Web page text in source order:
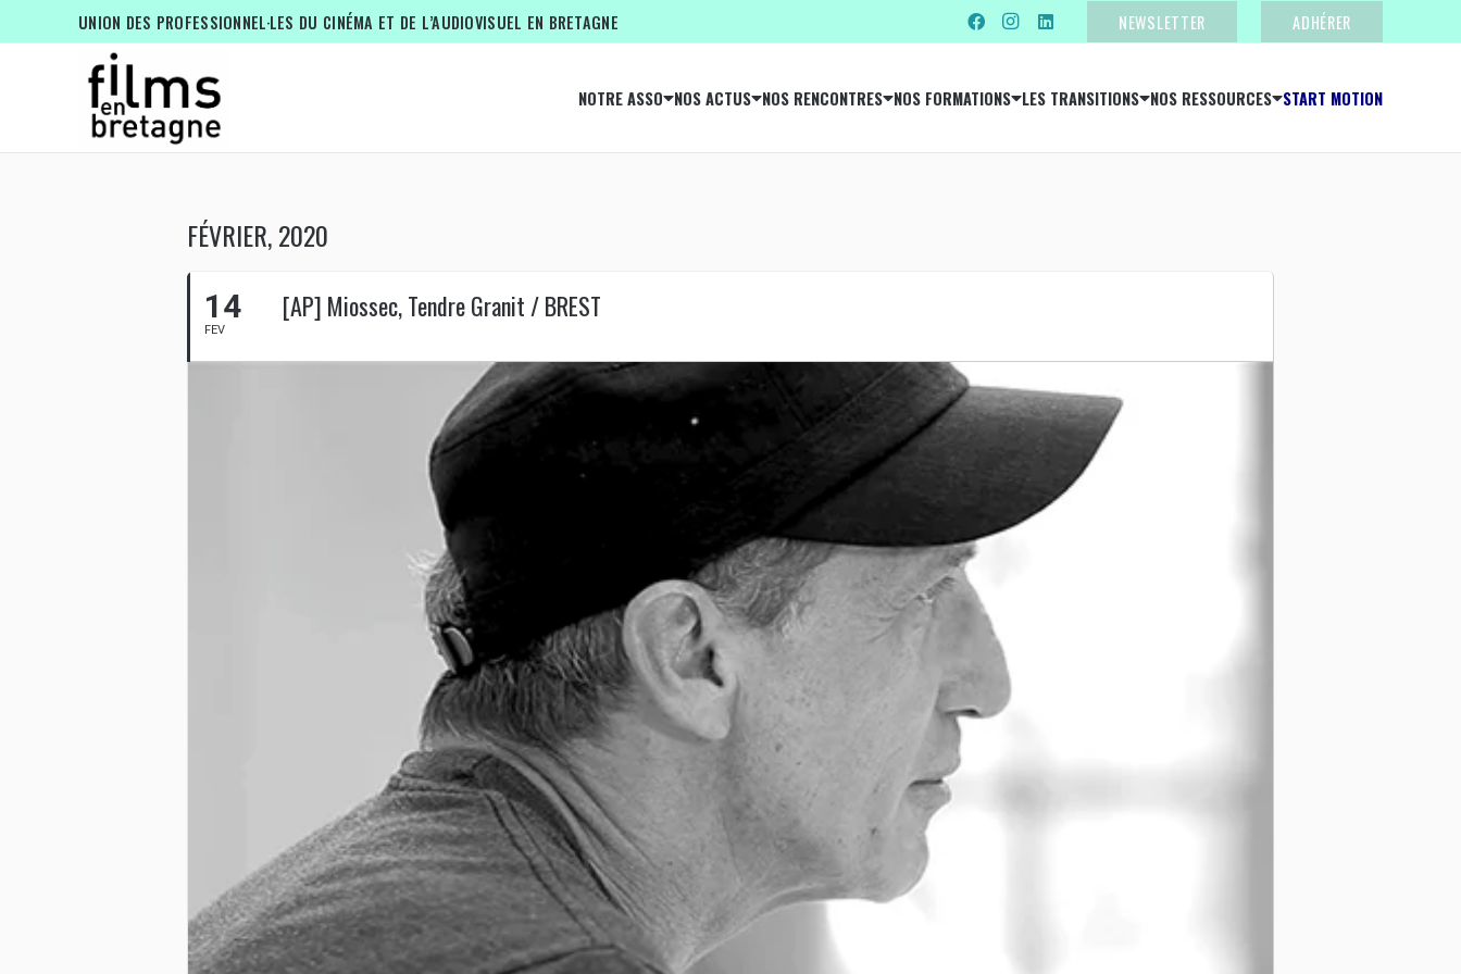
UNION DES PROFESSIONNEL·LES DU CINÉMA ET DE L’AUDIOVISUEL EN BRETAGNE NEWSLETTER ADHÉRER
NOTRE ASSO NOS ACTUS NOS RENCONTRES NOS FORMATIONS LES TRANSITIONS NOS RESSOURCES START MOTION
FÉVRIER, 2020
14
FEV
[AP] Miossec, Tendre Granit / BREST